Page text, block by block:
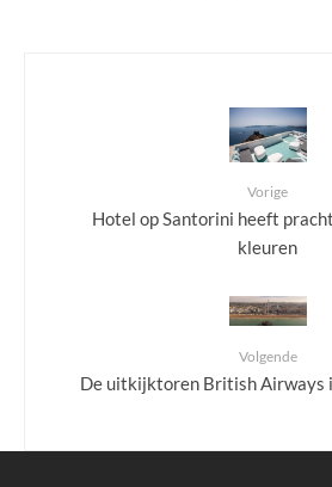
Vorige
Hotel op Santorini heeft
kleuren
Volgende
De uitkijktoren British Airways